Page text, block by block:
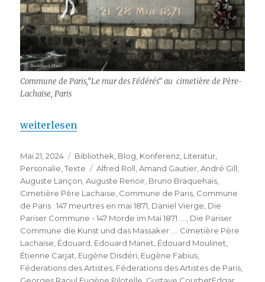
Commune de Paris,“Le mur des Fédérés“ au cimetière de Père-
Lachaise, Paris
„Die Pariser Commune, die Kunst und das
weiterlesen
Veröffentlicht
am
Mai 21, 2024 Kategorien
Bibliothek, Blog, Konferenz, Literatur,
Personalie,Texte Schlagwörter
Alfred Roll,Amand Gautier,André Gill,
Auguste Lançon,Auguste Renoir, Bruno Braquehais,
Cimetière Père Lachaise, Commune de Paris, Commune
de Paris : 147 meurtres en mai 1871, Daniel Vierge, Die
Pariser Commune - 147 Morde im Mai 1871 ...., Die Pariser
Commune die Kunst und das Massaker .... Cimetière Père
Lachaise, Édouard, Edouard Manet, Édouard Moulinet,
Étienne Carjat, Eugène Disdéri, Eugène Fabius,
Féderations des Artistes, Féderations des Artistes de Paris,